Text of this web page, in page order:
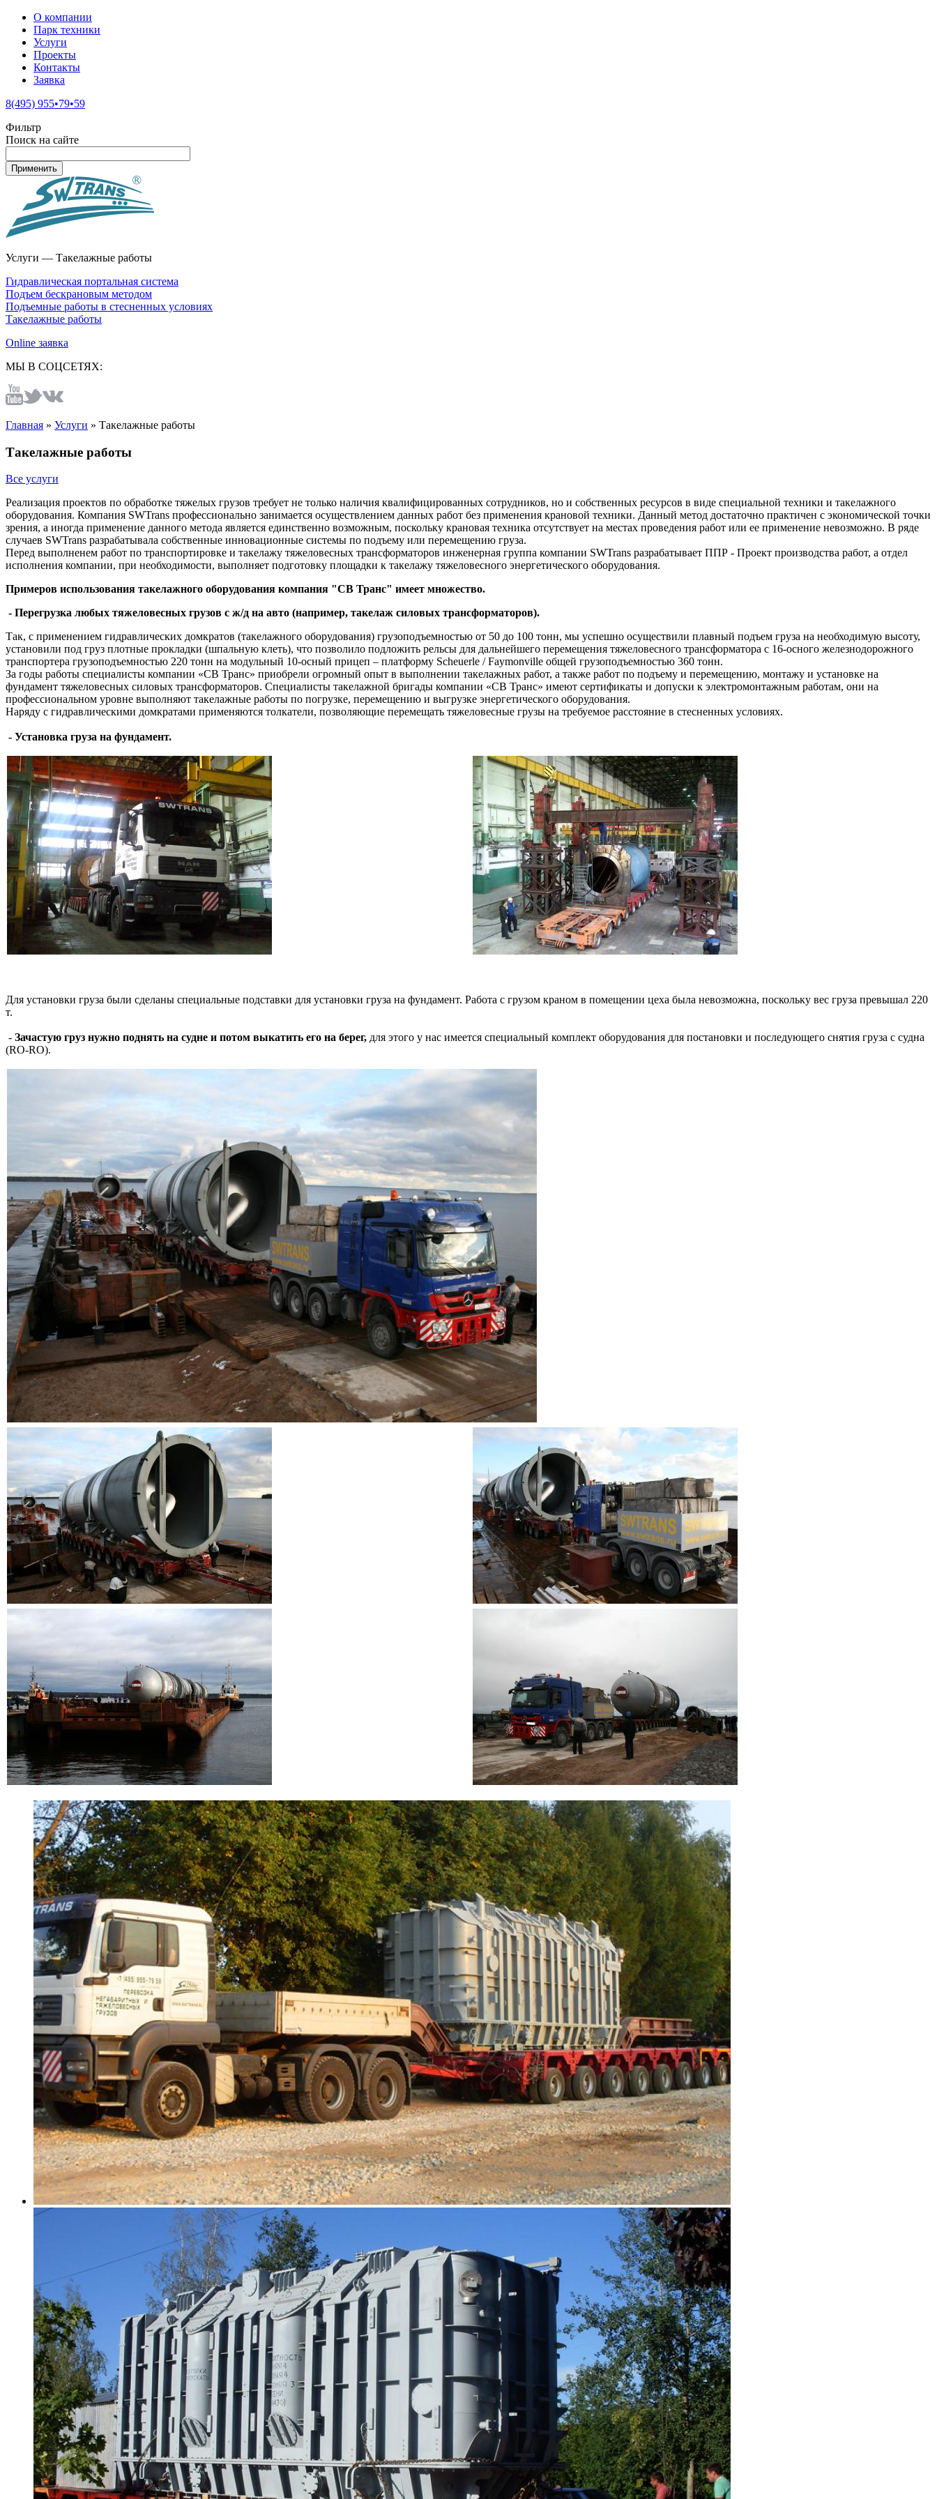
О компании
Парк техники
Услуги
Проекты
Контакты
Заявка
8(495) 955•79•59
Фильтр
Поиск на сайте
Услуги — Такелажные работы
Гидравлическая портальная система
Подъем бескрановым методом
Подъемные работы в стесненных условиях
Такелажные работы
Online заявка
МЫ В СОЦСЕТЯХ:
Главная » Услуги » Такелажные работы
Такелажные работы
Все услуги
Реализация проектов по обработке тяжелых грузов требует не только наличия квалифицированных сотрудников, но и собственных ресурсов в виде специальной техники и такелажного
оборудования. Компания SWTrans профессионально занимается осуществлением данных работ без применения крановой техники. Данный метод достаточно практичен c экономической точки
зрения, а иногда применениe данного метода является единственно возможным, поскольку крановая техника отсутствует на местах проведения работ или ее применение невозможно. В ряде
случаев SWTrans разрабатывала собственные инновационные системы по подъему или перемещению груза.
Перед выполненем работ по транспортировке и такелажу тяжеловесных трансформаторов инженерная группа компании SWTrans разрабатывает ППР - Проект производства работ, а отдел
исполнения компании, при необходимости, выполняет подготовку площадки к такелажу тяжеловесного энергетического оборудования.
Примеров использования такелажного оборудования компания "СВ Транс" имеет множество.
- Перегрузка любых тяжеловесных грузов с ж/д на авто (например, такелаж силовых трансформаторов).
Так, с применением гидравлических домкратов (такелажного оборудования) грузоподъемностью от 50 до 100 тонн, мы успешно осуществили плавный подъем груза на необходимую высоту,
установили под груз плотные прокладки (шпальную клеть), что позволило подложить рельсы для дальнейшего перемещения тяжеловесного трансформатора с 16-осного железнодорожного
транспортера грузоподъемностью 220 тонн на модульный 10-осный прицеп – платформу Scheuerle / Faymonville общей грузоподъемностью 360 тонн.
За годы работы специалисты компании «СВ Транс» приобрели огромный опыт в выполнении такелажных работ, а также работ по подъему и перемещению, монтажу и установке на
фундамент тяжеловесных силовых трансформаторов. Специалисты такелажной бригады компании «СВ Транс» имеют сертификаты и допуски к электромонтажным работам, они на
профессиональном уровне выполняют такелажные работы по погрузке, перемещению и выгрузке энергетического оборудования.
Наряду с гидравлическими домкратами применяются толкатели, позволяющие перемещать тяжеловесные грузы на требуемое расстояние в стесненных условиях.
- Установка груза на фундамент.
Для установки груза были сделаны специальные подставки для установки груза на фундамент. Работа с грузом краном в помещении цеха была невозможна, поскольку вес груза превышал 220
т.
- Зачастую груз нужно поднять на судне и потом выкатить его на берег, для этого у нас имеется специальный комплект оборудования для постановки и последующего снятия груза с судна
(RO-RO).